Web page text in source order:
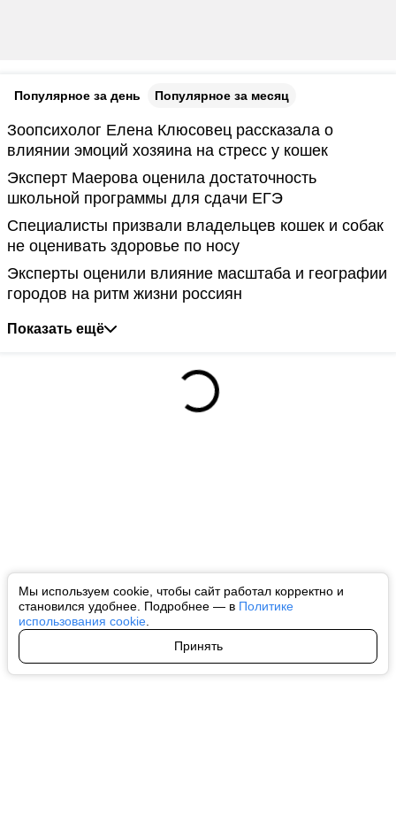
Мы используем cookie, чтобы сайт работал корректно и
становился удобнее. Подробнее — в Политике
использования cookie
Принять
Популярное за день Популярное за месяц
Зоопсихолог Елена Клюсовец рассказала о
влиянии эмоций хозяина на стресс у кошек
Эксперт Маерова оценила достаточность
школьной программы для сдачи ЕГЭ
Специалисты призвали владельцев кошек и собак
не оценивать здоровье по носу
Эксперты оценили влияние масштаба и географии
городов на ритм жизни россиян
Показать ещё